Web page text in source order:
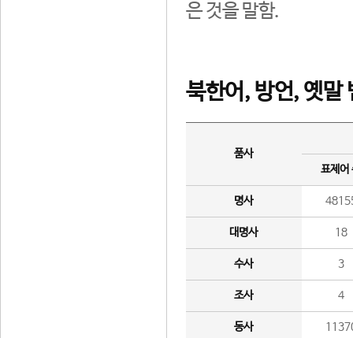
은 것을 말함.
북한어, 방언, 옛말
품사
표제어
명사
대명사 18
수사 3
조사 4
동사